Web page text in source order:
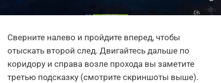
Сверните налево и пройдите вперед, чтобы
отыскать второй след. Двигайтесь дальше по
коридору и справа возле прохода вы заметите
третью подсказку (смотрите скриншоты выше).